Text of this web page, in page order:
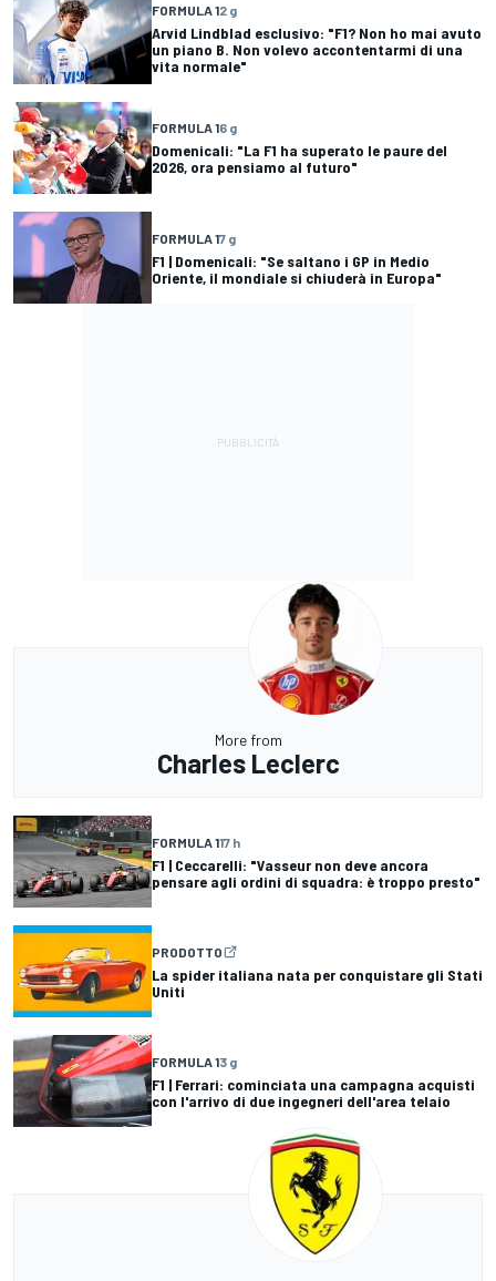
FORMULA 12 g
Arvid Lindblad esclusivo: "F1? Non ho mai avuto
un piano B. Non volevo accontentarmi di una
vita normale"
FORMULA 16 g
Domenicali: "La F1 ha superato le paure del
2026, ora pensiamo al futuro"
FORMULA 17 g
F1 | Domenicali: "Se saltano i GP in Medio
Oriente, il mondiale si chiuderà in Europa"
More from
Charles Leclerc
FORMULA 117 h
F1 | Ceccarelli: "Vasseur non deve ancora
pensare agli ordini di squadra: è troppo presto"
PRODOTTO
La spider italiana nata per conquistare gli Stati
Uniti
FORMULA 13 g
F1 | Ferrari: cominciata una campagna acquisti
con l'arrivo di due ingegneri dell'area telaio